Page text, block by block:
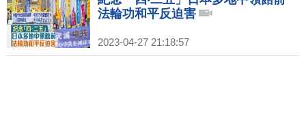
法輪功和平反迫害
2023-04-27 21:18:57